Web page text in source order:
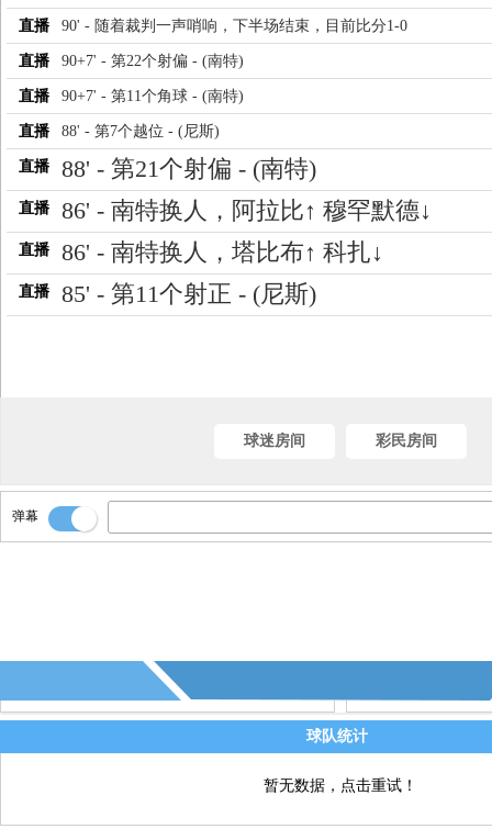
直播 90' - 随着裁判一声哨响，下半场结束，目前比分1-0
直播 90+7' - 第22个射偏 - (南特)
直播 90+7' - 第11个角球 - (南特)
直播 88' - 第7个越位 - (尼斯)
直播 88' - 第21个射偏 - (南特)
直播 86' - 南特换人，阿拉比↑ 穆罕默德↓
直播 86' - 南特换人，塔比布↑ 科扎↓
直播 85' - 第11个射正 - (尼斯)
球迷房间 彩民房间
弹幕
球队统计
暂无数据，点击重试！